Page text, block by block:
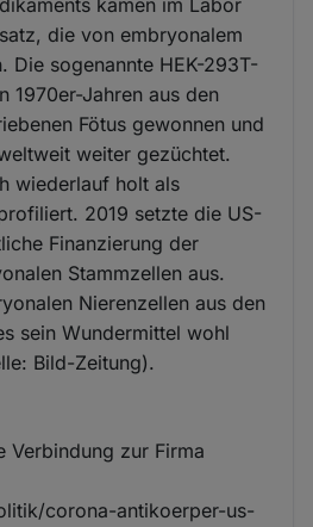
kamen im Labor
die von embryonalem
Die sogenannte HEK-293T-
1970er-Jahren aus den
Fötus gewonnen und
weiter gezüchtet.
wiederlauf holt als
2019 setzte die US-
Finanzierung der
Stammzellen aus.
Nierenzellen aus den
sein Wundermittel wohl
Bild-Zeitung).
Verbindung zur Firma
corona-antikoerper-us-